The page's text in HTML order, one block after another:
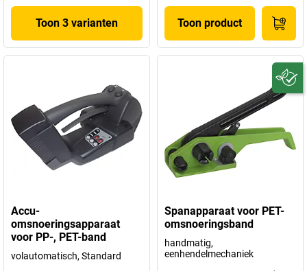
Toon 3 varianten Toon product
Accu-
omsnoeringsapparaat
voor PP-, PET-band
volautomatisch, Standard
Spanapparaat voor PET-
omsnoeringsband
handmatig,
eenhendelmechaniek